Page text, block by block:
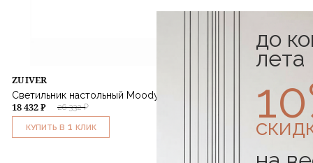
ZUIVER
Светильник настольный Moody
26 332 ₽
18 432 ₽
КУПИТЬ В 1 КЛИК
до
лета